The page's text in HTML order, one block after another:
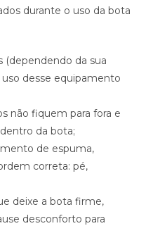
durante o uso da bota
(dependendo da sua
desse equipamento
não fiquem para fora e
da bota;
de espuma,
correta: pé,
deixe a bota firme,
desconforto para